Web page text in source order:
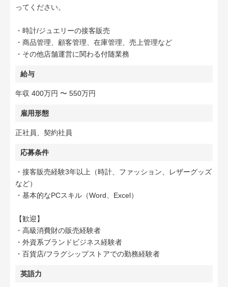
ってください。
・時計/ジュエリーの接客販売
・商品管理、顧客管理、在庫管理、売上管理など
・その他店舗運営に関わる付随業務
給与
年収 400万円 〜 550万円
雇用形態
正社員、契約社員
応募条件
・接客販売経験3年以上（時計、ファッション、レザーグッズ
など）
・基本的なPCスキル（Word、Excel）
【歓迎】
・高級消費財の販売経験者
・外資系ブランドビジネス経験者
・百貨店/フラグシップストアでの勤務経験者
英語力